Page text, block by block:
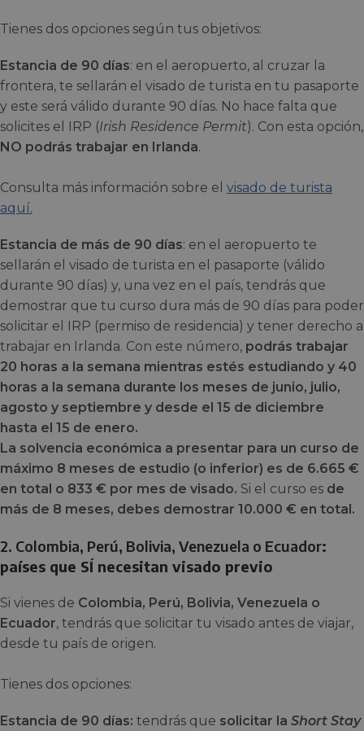
Tienes dos opciones según tus objetivos:
Estancia de 90 días: en el aeropuerto, al cruzar la
frontera, te sellarán el visado de turista en tu pasaporte
y este será válido durante 90 días. No hace falta que
solicites el IRP (Irish Residence Permit). Con esta opción,
NO podrás trabajar en Irlanda.
Consulta más información sobre el visado de turista
aquí.
Estancia de más de 90 días: en el aeropuerto te
sellarán el visado de turista en el pasaporte (válido
durante 90 días) y, una vez en el país, tendrás que
demostrar que tu curso dura más de 90 días para poder
solicitar el IRP (permiso de residencia) y tener derecho a
trabajar en Irlanda. Con este número, podrás trabajar
20 horas a la semana mientras estés estudiando y 40
horas a la semana durante los meses de junio, julio,
agosto y septiembre y desde el 15 de diciembre
hasta el 15 de enero.
La solvencia económica a presentar para un curso de
máximo 8 meses de estudio (o inferior) es de 6.665 €
en total o 833 € por mes de visado. Si el curso es de
más de 8 meses, debes demostrar 10.000 € en total.
2. Colombia, Perú, Bolivia, Venezuela o Ecuador:
países que SÍ necesitan visado previo
Si vienes de Colombia, Perú, Bolivia, Venezuela o
Ecuador, tendrás que solicitar tu visado antes de viajar,
desde tu país de origen.
Tienes dos opciones:
Estancia de 90 días: tendrás que solicitar la Short Stay